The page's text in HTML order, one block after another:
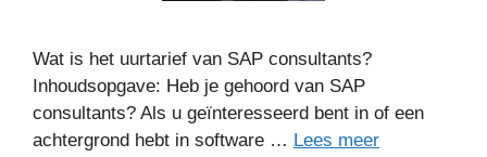
Wat is het uurtarief van SAP consultants?
Inhoudsopgave: Heb je gehoord van SAP
consultants? Als u geïnteresseerd bent in of een
achtergrond hebt in software … Lees meer